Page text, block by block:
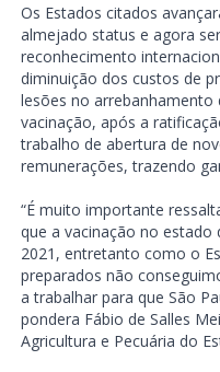
Os Estados citados
almejado status e agora
reconhecimento
diminuição dos custos de
lesões no arrebanhamento
vacinação, após a
trabalho de abertura de
remunerações, trazendo
“É muito importante
que a vacinação no estado
2021, entretanto como o
preparados não
a trabalhar para que São
pondera Fábio de Salles
Agricultura e Pecuária do